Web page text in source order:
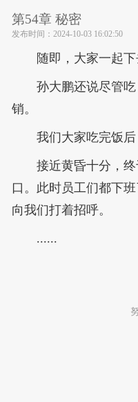
第54章 秘密
发布时间： 2024-10-03 16:02:50
随即，大家一起下
孙大鹏还说尽管
销。
我们大家吃完饭
接近黄昏十分，
口。此时员工们都下
向我们打着招呼。
......